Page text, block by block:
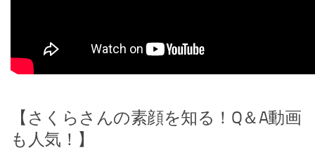
【さくらさんの素顔を知る！Q＆A動画
も人気！】